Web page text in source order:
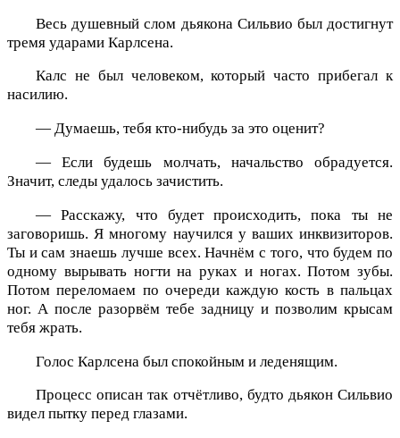
Весь душевный слом дьякона Сильвио был достигнут
тремя ударами Карлсена.
Калс не был человеком, который часто прибегал к
насилию.
— Думаешь, тебя кто-нибудь за это оценит?
— Если будешь молчать, начальство обрадуется.
Значит, следы удалось зачистить.
— Расскажу, что будет происходить, пока ты не
заговоришь. Я многому научился у ваших инквизиторов.
Ты и сам знаешь лучше всех. Начнём с того, что будем по
одному вырывать ногти на руках и ногах. Потом зубы.
Потом переломаем по очереди каждую кость в пальцах
ног. А после разорвём тебе задницу и позволим крысам
тебя жрать.
Голос Карлсена был спокойным и леденящим.
Процесс описан так отчётливо, будто дьякон Сильвио
видел пытку перед глазами.